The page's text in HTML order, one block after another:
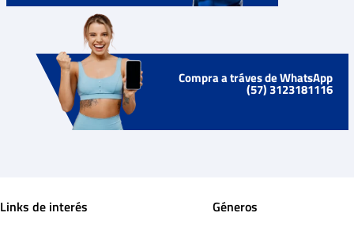
Compra a tráves de WhatsApp
(57) 3123181116
Links de interés Géneros